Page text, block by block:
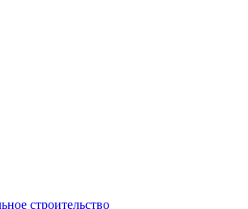
строительство